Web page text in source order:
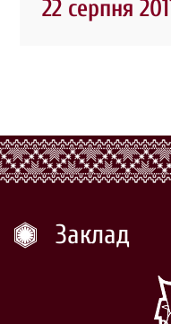
22 серпня
Заклад